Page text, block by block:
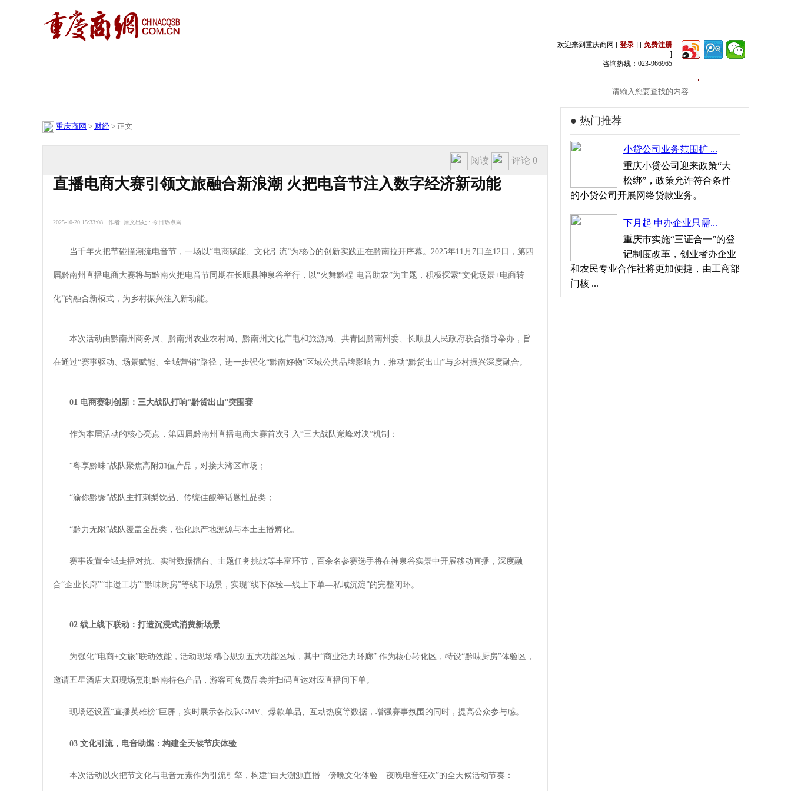
欢迎来到重庆商网 [ 登录 ] [ 免费注册
]
咨询热线：023-966965
● 热门推荐
小贷公司业务范围扩 ...
重庆小贷公司迎来政策“大
松绑”，政策允许符合条件
的小贷公司开展网络贷款业务。
下月起 申办企业只需...
重庆市实施“三证合一”的登
记制度改革，创业者办企业
和农民专业合作社将更加便捷，由工商部
门核 ...
重庆商网 > 财经 > 正文
阅读 评论0
直播电商大赛引领文旅融合新浪潮 火把电音节注入数字经济新动能
2025-10-20 15:33:08 作者: 原文出处 : 今日热点网
当千年火把节碰撞潮流电音节，一场以“电商赋能、文化引流”为核心的创新实践正在黔南拉开序幕。2025年11月7日至12日，第四
届黔南州直播电商大赛将与黔南火把电音节同期在长顺县神泉谷举行，以“火舞黔程·电音助农”为主题，积极探索“文化场景+电商转
化”的融合新模式，为乡村振兴注入新动能。
本次活动由黔南州商务局、黔南州农业农村局、黔南州文化广电和旅游局、共青团黔南州委、长顺县人民政府联合指导举办，旨
在通过“赛事驱动、场景赋能、全域营销”路径，进一步强化“黔南好物”区域公共品牌影响力，推动“黔货出山”与乡村振兴深度融合。
01 电商赛制创新：三大战队打响“黔货出山”突围赛
作为本届活动的核心亮点，第四届黔南州直播电商大赛首次引入“三大战队巅峰对决”机制：
“粤享黔味”战队聚焦高附加值产品，对接大湾区市场；
“渝你黔缘”战队主打刺梨饮品、传统佳酿等话题性品类；
“黔力无限”战队覆盖全品类，强化原产地溯源与本土主播孵化。
赛事设置全域走播对抗、实时数据擂台、主题任务挑战等丰富环节，百余名参赛选手将在神泉谷实景中开展移动直播，深度融
合“企业长廊”“非遗工坊”“黔味厨房”等线下场景，实现“线下体验—线上下单—私域沉淀”的完整闭环。
02 线上线下联动：打造沉浸式消费新场景
为强化“电商+文旅”联动效能，活动现场精心规划五大功能区域，其中“商业活力环廊” 作为核心转化区，特设“黔味厨房”体验区，
邀请五星酒店大厨现场烹制黔南特色产品，游客可免费品尝并扫码直达对应直播间下单。
现场还设置“直播英雄榜”巨屏，实时展示各战队GMV、爆款单品、互动热度等数据，增强赛事氛围的同时，提高公众参与感。
03 文化引流，电音助燃：构建全天候节庆体验
本次活动以火把节文化与电音元素作为引流引擎，构建“白天溯源直播—傍晚文化体验—夜晚电音狂欢”的全天候活动节奏：